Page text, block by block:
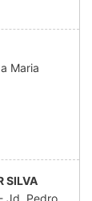
Maria
SILVA
Jd. Pedro